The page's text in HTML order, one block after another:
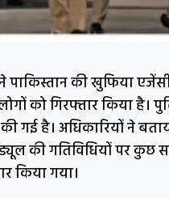
पाकिस्तान की खुफिया
को गिरफ्तार किया है।
की गई है। अधिकारियों ने
की गतिविधियों पर कुछ
किया गया।